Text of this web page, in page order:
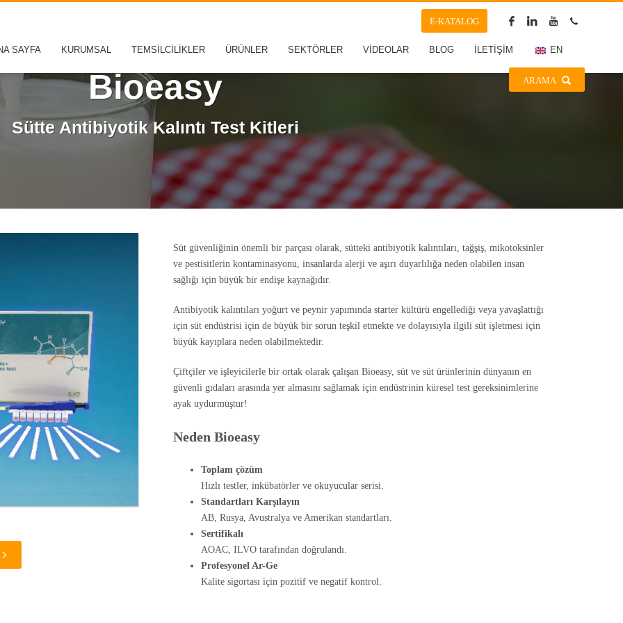
E-KATALOG
SAYFA KURUMSAL TEMSİLCİLİKLER ÜRÜNLER SEKTÖRLER VİDEOLAR BLOG İLETİŞİM EN
ARAMA
Bioeasy
Sütte Antibiyotik Kalıntı Test Kitleri
Süt güvenliğinin önemli bir parçası olarak, sütteki antibiyotik kalıntıları, tağşiş, mikotoksinler
ve pestisitlerin kontaminasyonu, insanlarda alerji ve aşırı duyarlılığa neden olabilen insan
sağlığı için büyük bir endişe kaynağıdır.
Antibiyotik kalıntıları yoğurt ve peynir yapımında starter kültürü engellediği veya yavaşlattığı
için süt endüstrisi için de büyük bir sorun teşkil etmekte ve dolayısıyla ilgili süt işletmesi için
büyük kayıplara neden olabilmektedir.
Çiftçiler ve işleyicilerle bir ortak olarak çalışan Bioeasy, süt ve süt ürünlerinin dünyanın en
güvenli gıdaları arasında yer almasını sağlamak için endüstrinin küresel test gereksinimlerine
ayak uydurmuştur!
Neden Bioeasy
Toplam çözüm
Hızlı testler, inkübatörler ve okuyucular serisi.
Standartları Karşılayın
AB, Rusya, Avustralya ve Amerikan standartları.
Sertifikalı
AOAC, ILVO tarafından doğrulandı.
Profesyonel Ar-Ge
Kalite sigortası için pozitif ve negatif kontrol.